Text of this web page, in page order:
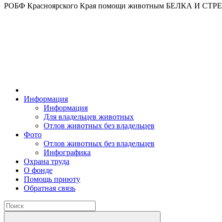
РОБФ Красноярского Края помощи животным БЕЛКА И
Информация
Информация
Для владельцев животных
Отлов животных без владельцев
Фото
Отлов животных без владельцев
Инфографика
Охрана труда
О фонде
Помощь приюту
Обратная связь